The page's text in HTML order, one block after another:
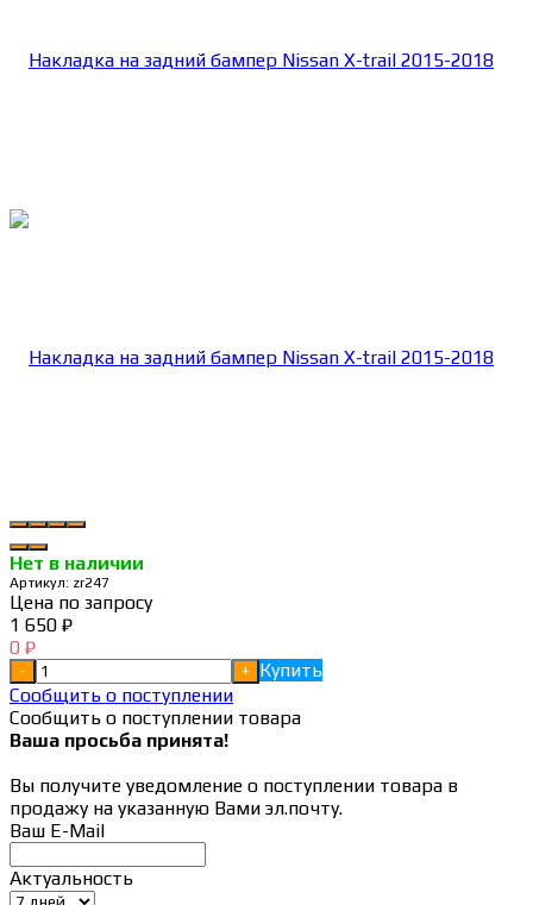
Нет в наличии
Артикул: zr247
Цена по запросу
1 650 ₽
0 ₽
- +
Купить
Сообщить о поступлении
Сообщить о поступлении товара
Ваша просьба принята!
Вы получите уведомление о поступлении товара в
продажу на указанную Вами эл.почту.
Ваш E-Mail
Актуальность